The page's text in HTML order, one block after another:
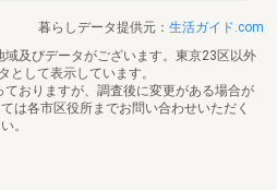
暮らしデータ提供元： 生活ガイド.com
及びデータがございます。東京23区以外
として表示しています。
おりますが、調査後に変更がある場合が
は各市区役所までお問い合わせいただく
。